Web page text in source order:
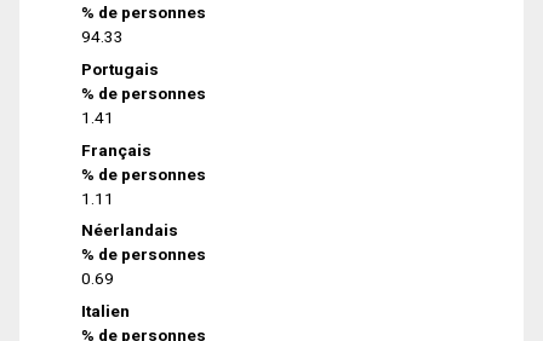
% de personnes
94.33
Portugais
% de personnes
1.41
Français
% de personnes
1.11
Néerlandais
% de personnes
0.69
Italien
% de personnes